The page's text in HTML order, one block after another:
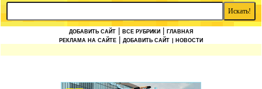
ДОБАВИТЬ САЙТ ВСЕ РУБРИКИ
ГЛАВНАЯ
РЕКЛАМА НА САЙТЕ
ДОБАВИТЬ САЙТ | НОВОСТИ